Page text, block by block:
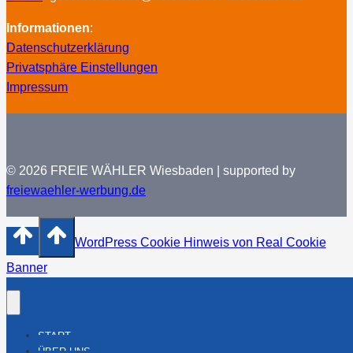
Informationen:
Datenschutzerklärung
Privatsphäre Einstellungen
Impressum
© 2026 FREIE WÄHLER Wiesbaden | supported by
freiewaehler-werbung.de
WordPress Cookie Hinweis von Real Cookie
Banner
START